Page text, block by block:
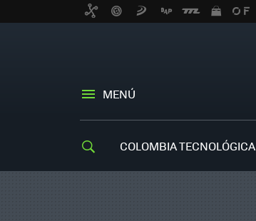
MENÚ
COLOMBIA TECNOLÓGICA